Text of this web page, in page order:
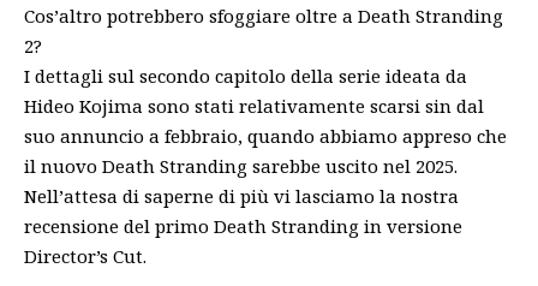
Cos’altro potrebbero sfoggiare oltre a Death Stranding
2?
I dettagli sul secondo capitolo della serie ideata da
Hideo Kojima sono stati relativamente scarsi sin dal
suo annuncio a febbraio, quando abbiamo appreso che
il nuovo Death Stranding sarebbe uscito nel 2025.
Nell’attesa di saperne di più vi lasciamo la nostra
recensione del primo Death Stranding in versione
Director’s Cut.